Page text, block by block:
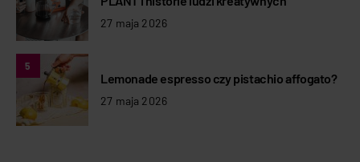
27 maja 2026
5
Lemonade espresso czy pistachio affogato?
27 maja 2026